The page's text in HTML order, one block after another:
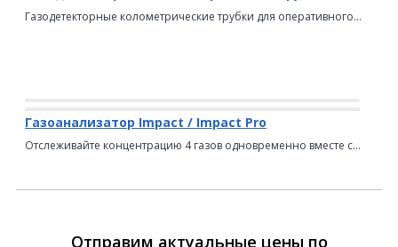
Газодетекторные колометрические трубки для оперативного...
Газоанализатор Impact / Impact Pro
Отслеживайте концентрацию 4 газов одновременно вместе с...
Отправим актуальные цены по